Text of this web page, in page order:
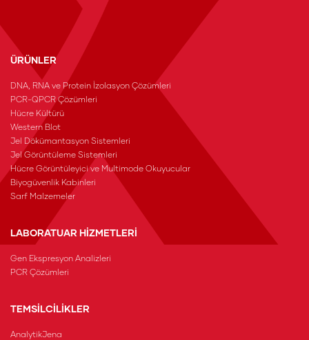
ÜRÜNLER
DNA, RNA ve Protein İzolasyon Çözümleri
PCR-QPCR Çözümleri
Hücre Kültürü
Western Blot
Jel Dökümantasyon Sistemleri
Jel Görüntüleme Sistemleri
Hücre Görüntüleyici ve Multimode Okuyucular
Biyogüvenlik Kabinleri
Sarf Malzemeler
LABORATUAR HİZMETLERİ
Gen Ekspresyon Analizleri
PCR Çözümleri
TEMSİLCİLİKLER
AnalytikJena